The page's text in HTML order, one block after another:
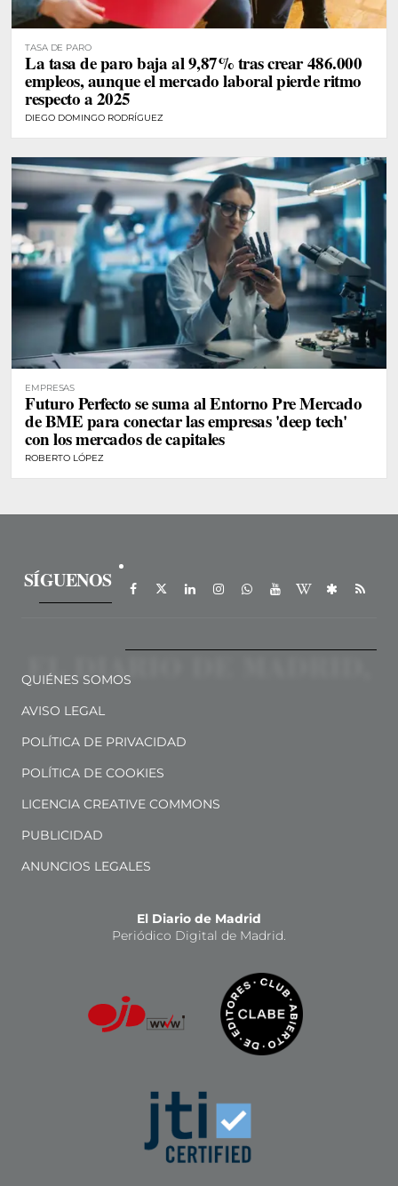
TASA DE PARO
La tasa de paro baja al 9,87% tras crear 486.000
empleos, aunque el mercado laboral pierde ritmo
respecto a 2025
DIEGO DOMINGO RODRÍGUEZ
EMPRESAS
Futuro Perfecto se suma al Entorno Pre Mercado
de BME para conectar las empresas 'deep tech'
con los mercados de capitales
ROBERTO LÓPEZ
SÍGUENOS
QUIÉNES SOMOS
AVISO LEGAL
POLÍTICA DE PRIVACIDAD
POLÍTICA DE COOKIES
LICENCIA CREATIVE COMMONS
PUBLICIDAD
ANUNCIOS LEGALES
El Diario de Madrid
Periódico Digital de Madrid.